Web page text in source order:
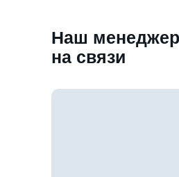
Наш менеджер
на связи